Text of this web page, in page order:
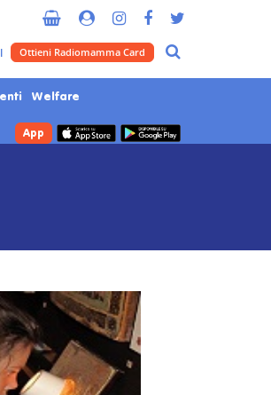
Ottieni Radiomamma Card
Welfare
App